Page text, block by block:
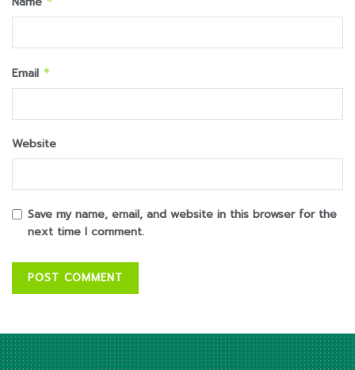
Email *
Website
Save my name, email, and website in this browser for the
next time I comment.